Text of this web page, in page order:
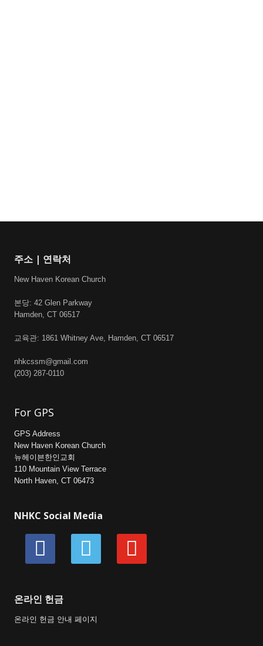
주소 | 연락처
New Haven Korean Church
본당: 42 Glen Parkway
Hamden, CT 06517
교육관: 1861 Whitney Ave, Hamden, CT 06517
nhkcssm@gmail.com
(203) 287-0110
For GPS
GPS Address
New Haven Korean Church
뉴헤이븐한인교회
110 Mountain View Terrace
North Haven, CT 06473
NHKC Social Media
facebook vimeo youtube
온라인 헌금
온라인 헌금 안내 페이지